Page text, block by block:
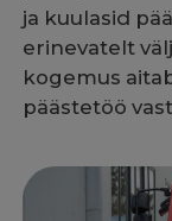
ja kuulasid
erinevatelt
kogemus
päästetöö